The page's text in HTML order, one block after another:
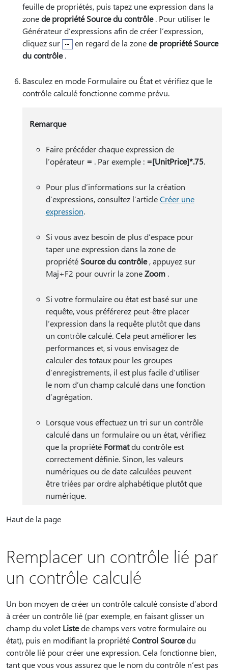
feuille de propriétés, puis tapez une expression dans la
zonede propriété Source du contrôle. Pour utiliser le
Générateur d’expressions afin de créer l’expression,
cliquez sur
en regard de la zonede propriété Source
du contrôle.
Basculez en mode Formulaire ou État et vérifiez que le
contrôle calculé fonctionne comme prévu.
Remarque
Faire précéder chaque expression de
l’opérateur = . Par exemple : =[UnitPrice]*.75.
Pour plus d’informations sur la création
d’expressions, consultez l’articleCréer une
expression.
Si vous avez besoin de plus d’espace pour
taper une expression dans la zone de
propriété Source du contrôle, appuyez sur
Maj+F2 pour ouvrir la zoneZoom.
Si votre formulaire ou état est basé sur une
requête, vous préférerez peut-être placer
l’expression dans la requête plutôt que dans
un contrôle calculé. Cela peut améliorer les
performances et, si vous envisagez de
calculer des totaux pour les groupes
d’enregistrements, il est plus facile d’utiliser
le nom d’un champ calculé dans une fonction
d’agrégation.
Lorsque vous effectuez un tri sur un contrôle
calculé dans un formulaire ou un état, vérifiez
que la propriété Formatdu contrôle est
correctement définie. Sinon, les valeurs
numériques ou de date calculées peuvent
être triées par ordre alphabétique plutôt que
numérique.
Haut de la page
Remplacer un contrôle lié par
un contrôle calculé
Un bon moyen de créer un contrôle calculé consiste d’abord
à créer un contrôle lié (par exemple, en faisant glisser un
champ du volet Listede champs vers votre formulaire ou
état), puis en modifiant la propriétéControl Sourcedu
contrôle lié pour créer une expression. Cela fonctionne bien,
tant que vous vous assurez que le nom du contrôle n’est pas